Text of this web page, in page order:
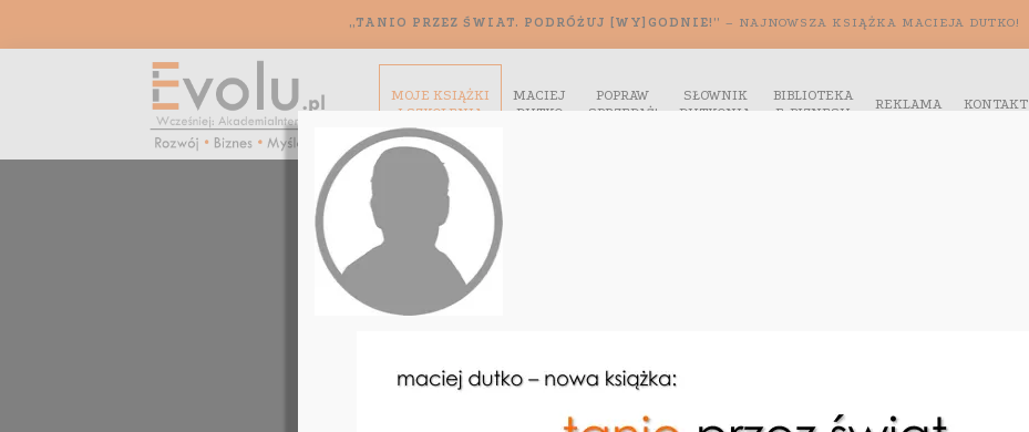
„TANIO PRZEZ ŚWIAT. PODRÓŻUJ [WY]GODNIE!” – NAJNOWSZA KSIĄŻKA MACIEJA DUTKO!
MOJE KSIĄŻKI
I SZKOLENIA
MACIEJ
DUTKO
POPRAW
SPRZEDAŻ!
SŁOWNIK
DUTKONIA
BIBLIOTEKA
E-BIZNESU
REKLAMA KONTAKT